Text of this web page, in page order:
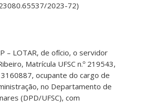
2023-72)
– LOTAR, de ofício, o servidor
Matrícula UFSC n.º 219543,
3160887, ocupante do cargo de
no Departamento de
(DPD/UFSC), com